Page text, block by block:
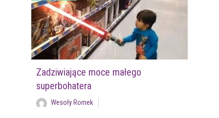
Zadziwiające moce małego
superbohatera
Wesoły Romek